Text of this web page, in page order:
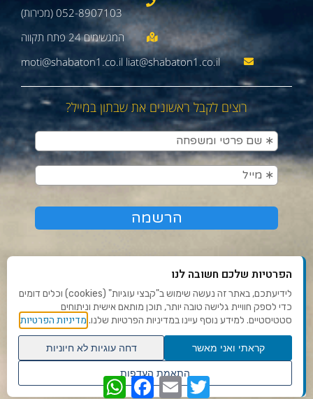
052-8907103 (מכירות)
moti@shabaton1.co.il liat@shabaton1.co.il
רוצים לקבל ראשונים את שבתון במייל?
תנאי שימוש ומדיניות פרטיות
פנו אלינו
הצהרת נגישות
Ⓒ 2020 - כל הזכויות שמורות לשבתון WhatsAppFacebookEmailTwitter לראש
הפרטיות שלכם חשובה לנו
לידיעתכם, באתר זה נעשה שימוש ב"קבצי עוגיות" (cookies) וכלים דומים
כדי לספק חוויית גלישה טובה יותר, תוכן מותאם אישית וניתוחים
סטטיסטיים. למידע נוסף עיינו במדיניות הפרטיות שלנו. מדיניות הפרטיות
קראתי ואני מאשר
דחה עוגיות לא חיוניות
התאמת העדפות
שנו העדפות פרטיות